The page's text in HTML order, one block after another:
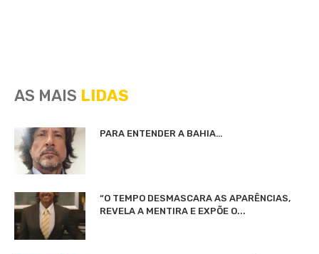
AS MAIS LIDAS
PARA ENTENDER A BAHIA…
“O TEMPO DESMASCARA AS APARÊNCIAS,
REVELA A MENTIRA E EXPÕE O...